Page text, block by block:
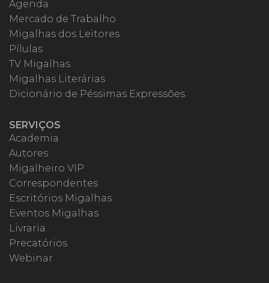
Agenda
Mercado de Trabalho
Migalhas dos Leitores
Pílulas
TV Migalhas
Migalhas Literárias
Dicionário de Péssimas Expressões
SERVIÇOS
Academia
Autores
Migalheiro VIP
Correspondentes
Escritórios Migalhas
Eventos Migalhas
Livraria
Precatórios
Webinar